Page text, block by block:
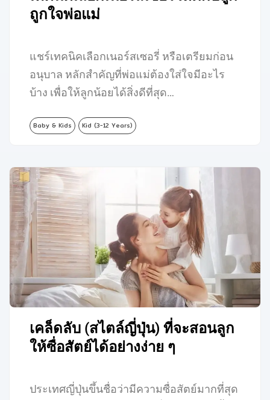
ถูกใจพ่อแม่
แชร์เทคนิคเลือกเนอร์สเซอรี่ หรือเตรียมก่อน
อนุบาล หลักสำคัญที่พ่อแม่ต้องใส่ใจมีอะไร
บ้าง เพื่อให้ลูกน้อยได้สิ่งดีที่สุด…
Baby & Kids Kid (3-12 Years)
เคล็ดลับ (สไตล์ญี่ปุ่น) ที่จะสอนลูก
ให้ซื่อสัตย์ได้อย่างง่าย ๆ
ประเทศญี่ปุ่นขึ้นชื่อว่ามีความซื่อสัตย์มากที่สุด